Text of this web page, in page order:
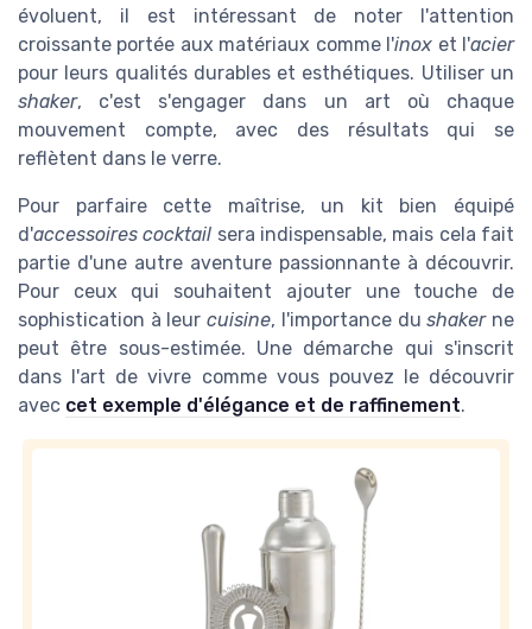
évoluent, il est intéressant de noter l'attention
croissante portée aux matériaux comme l'inox et l'acier
pour leurs qualités durables et esthétiques. Utiliser un
shaker, c'est s'engager dans un art où chaque
mouvement compte, avec des résultats qui se
reflètent dans le verre.
Pour parfaire cette maîtrise, un kit bien équipé
d'accessoires cocktail sera indispensable, mais cela fait
partie d'une autre aventure passionnante à découvrir.
Pour ceux qui souhaitent ajouter une touche de
sophistication à leurcuisine, l'importance dushakerne
peut être sous-estimée. Une démarche qui s'inscrit
dans l'art de vivre comme vous pouvez le découvrir
avec cet exemple d'élégance et de raffinement.